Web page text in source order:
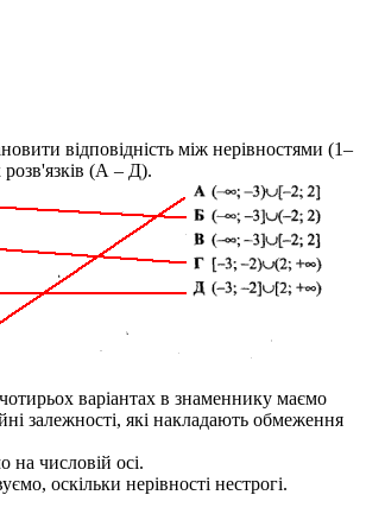
відповідність між нерівностями (1–
(А – Д).
варіантах в знаменнику маємо
залежності, які накладають обмеження
на числовій осі.
оскільки нерівності нестрогі.